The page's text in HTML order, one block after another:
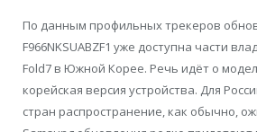
По данным профильных трекеров
F966NKSUABZF1 уже доступна части
Fold7 в Южной Корее. Речь идёт о
корейская версия устройства. Для
стран распространение, как обычно,